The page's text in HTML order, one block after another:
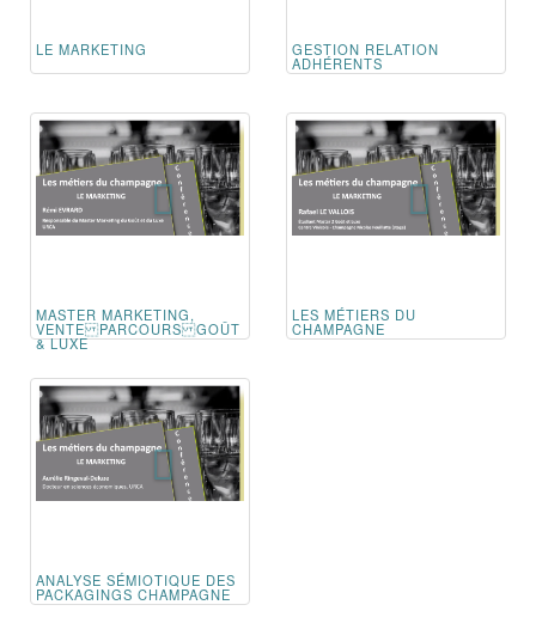
LE MARKETING GESTION RELATION
ADHÉRENTS
MASTER MARKETING,
VENTE PARCOURS GOÛT
& LUXE
LES MÉTIERS DU
CHAMPAGNE
ANALYSE SÉMIOTIQUE DES
PACKAGINGS CHAMPAGNE